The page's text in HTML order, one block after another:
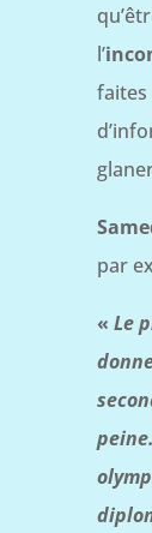
l’
faites
par
« Le